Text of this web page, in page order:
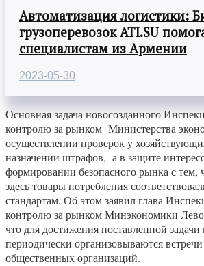
Автоматизация логистики:
грузоперевозок ATI.SU
специалистам из Армении
2023-05-30
Основная задача новосозданного
контролю за рынком Министерства
осуществлении проверок у
назначении штрафов, а в защите
формировании безопасного рынка с
здесь товары потребления
стандартам. Об этом заявил глава
контролю за рынком Минэкономики
что для достижения поставленной задачи
периодически организовываются
общественных организаций.